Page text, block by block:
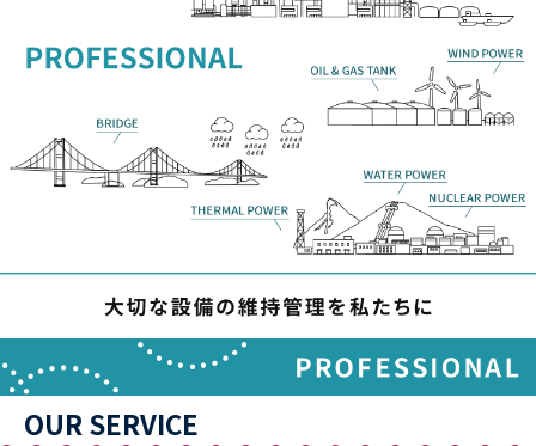
足場工事
その他工事 販売・レンタル
OUR SERVICE